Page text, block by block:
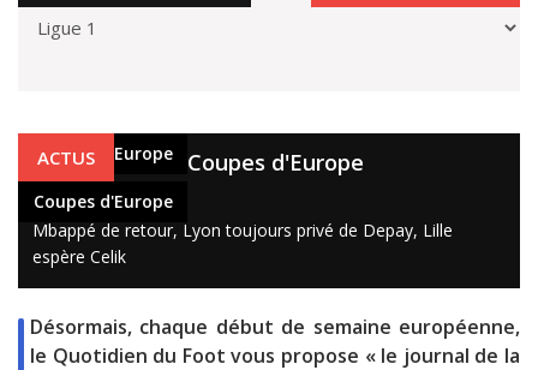
Coupes d'Europe
ACTUS
Coupes d'Europe
Le journal des Coupes d'Europe
21 oct. 2019
Mbappé de retour, Lyon toujours privé de Depay, Lille
espère Celik
Désormais, chaque début de semaine européenne,
le Quotidien du Foot vous propose « le journal de la